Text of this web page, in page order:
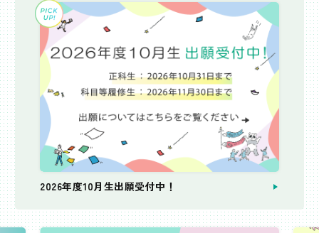
2026年度10月生出願受付中！